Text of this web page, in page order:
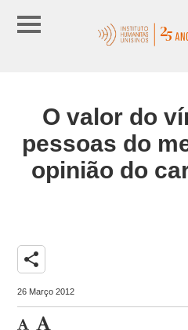
O valor do
pessoas do
opinião do
share
26 Março 2012